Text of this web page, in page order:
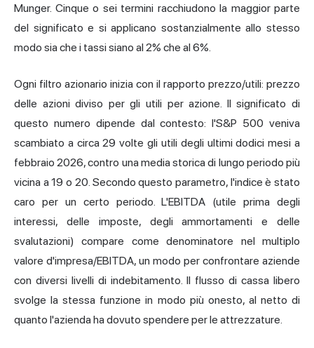
Munger. Cinque o sei termini racchiudono la maggior parte
del significato e si applicano sostanzialmente allo stesso
modo sia che i tassi siano al 2% che al 6%.
Ogni filtro azionario inizia con il rapporto prezzo/utili: prezzo
delle azioni diviso per gli utili per azione. Il significato di
questo numero dipende dal contesto: l'S&P 500 veniva
scambiato a circa 29 volte gli utili degli ultimi dodici mesi a
febbraio 2026, contro una media storica di lungo periodo più
vicina a 19 o 20. Secondo questo parametro, l'indice è stato
caro per un certo periodo. L'EBITDA (utile prima degli
interessi, delle imposte, degli ammortamenti e delle
svalutazioni) compare come denominatore nel multiplo
valore d'impresa/EBITDA, un modo per confrontare aziende
con diversi livelli di indebitamento. Il flusso di cassa libero
svolge la stessa funzione in modo più onesto, al netto di
quanto l'azienda ha dovuto spendere per le attrezzature.